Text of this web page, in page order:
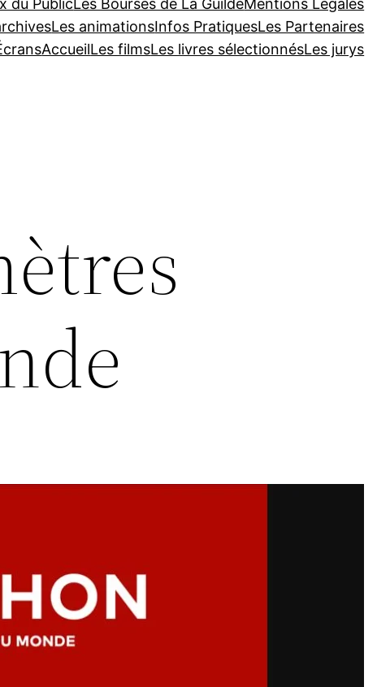
du PublicLes Bourses de La GuildeMentions Légales
Les animationsInfos PratiquesLes Partenaires
AccueilLes filmsLes livres sélectionnésLes jurys